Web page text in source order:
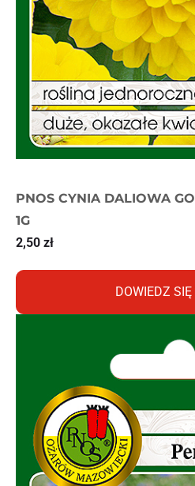
PNOS CYNIA DALIOWA
1G
2,50 zł
DOWIEDZ SIĘ